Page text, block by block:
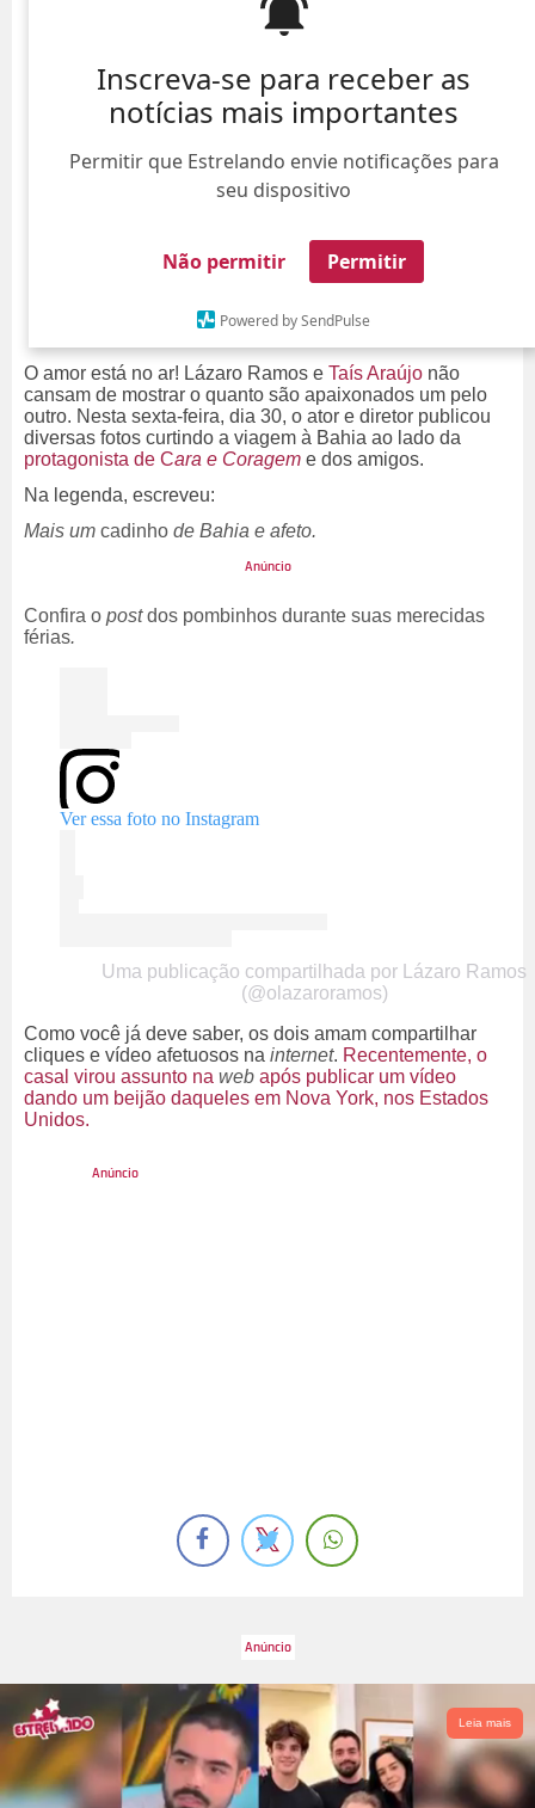
Inscreva-se para receber as
notícias mais importantes
Permitir que Estrelando envie notificações para
seu dispositivo
Não permitir Permitir
Powered by SendPulse
O amor está no ar! Lázaro Ramos e Taís Araújo não
cansam de mostrar o quanto são apaixonados um pelo
outro. Nesta sexta-feira, dia 30, o ator e diretor publicou
diversas fotos curtindo a viagem à Bahia ao lado da
protagonista de Cara e Coragem e dos amigos.
Na legenda, escreveu:
Mais um cadinho de Bahia e afeto.
Confira o postdos pombinhos durante suas merecidas
férias.
Ver essa foto no Instagram
Uma publicação compartilhada por Lázaro Ramos
(@olazaroramos)
Como você já deve saber, os dois amam compartilhar
cliques e vídeo afetuosos na internet. Recentemente, o
casal virou assunto na web após publicar um vídeo
dando um beijão daqueles em Nova York, nos Estados
Unidos.
Leia mais